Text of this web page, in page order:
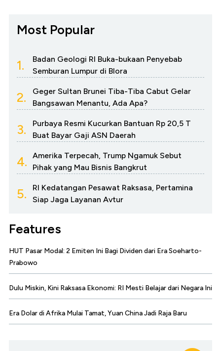
Most Popular
1.
Badan Geologi RI Buka-bukaan Penyebab
Semburan Lumpur di Blora
2.
Geger Sultan Brunei Tiba-Tiba Cabut Gelar
Bangsawan Menantu, Ada Apa?
3.
Purbaya Resmi Kucurkan Bantuan Rp 20,5 T
Buat Bayar Gaji ASN Daerah
4.
Amerika Terpecah, Trump Ngamuk Sebut
Pihak yang Mau Bisnis Bangkrut
5.
RI Kedatangan Pesawat Raksasa, Pertamina
Siap Jaga Layanan Avtur
Features
HUT Pasar Modal: 2 Emiten Ini Bagi Dividen dari Era Soeharto-
Prabowo
Dulu Miskin, Kini Raksasa Ekonomi: RI Mesti Belajar dari Negara Ini
Era Dolar di Afrika Mulai Tamat, Yuan China Jadi Raja Baru